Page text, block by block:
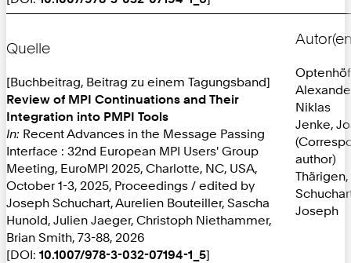
Quelle
[Buchbeitrag, Beitrag zu einem Tagungsband]
Review of MPI Continuations and Their
Integration into PMPI Tools
In: Recent Advances in the Message Passing
Interface : 32nd European MPI Users' Group
Meeting, EuroMPI 2025, Charlotte, NC, USA,
October 1-3, 2025, Proceedings / edited by
Joseph Schuchart, Aurelien Bouteiller, Sascha
Hunold, Julien Jaeger, Christoph Niethammer,
Brian Smith, 73-88, 2026
[DOI: 10.1007/978-3-032-07194-1_5]
Niklas
Jenke,
author)
Joseph